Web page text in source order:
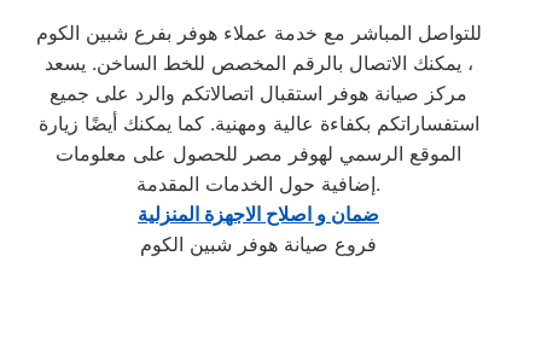
للتواصل المباشر مع خدمة عملاء هوفر بفرع شبين الكوم
، يمكنك الاتصال بالرقم المخصص للخط الساخن. يسعد
مركز صيانة هوفر استقبال اتصالاتكم والرد على جميع
استفساراتكم بكفاءة عالية ومهنية. كما يمكنك أيضًا زيارة
الموقع الرسمي لهوفر مصر للحصول على معلومات
إضافية حول الخدمات المقدمة.
ضمان و اصلاح الاجهزة المنزلية
فروع صيانة هوفر شبين الكوم